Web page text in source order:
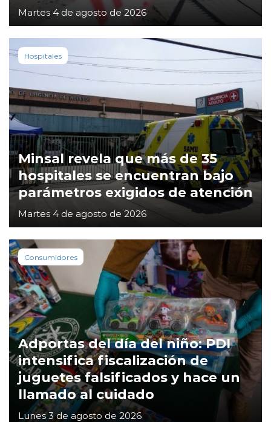
Martes 4 de agosto de 2026
Hospitales
Minsal revela que más de 35
hospitales se encuentran bajo
parámetros exigidos de atención
Martes 4 de agosto de 2026
Consumidores
Adportas del día del niño: PDI
intensifica fiscalización de
juguetes falsificados y hace un
llamado al cuidado
Lunes 3 de agosto de 2026